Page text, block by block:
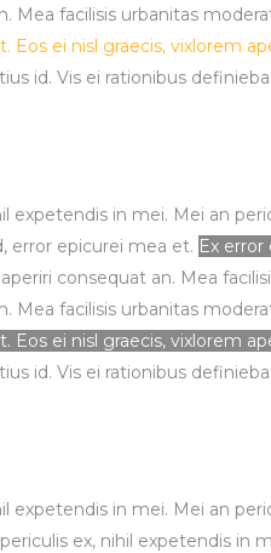
Mea facilisis urbanitas
ei nisl graecis, vixlorem
id. Vis ei rationibus
in mei. Mei an
error epicurei mea et. Ex
consequat an. Mea
Mea facilisis urbanitas
ei nisl graecis, vixlorem
id. Vis ei rationibus
in mei. Mei an
ex, nihil expetendis in